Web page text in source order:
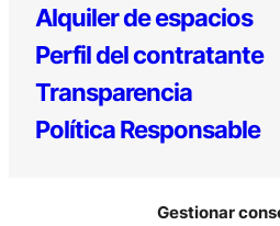
Gestionar
Alquiler de espacios
Perfil del contratante
Transparencia
Política Responsable